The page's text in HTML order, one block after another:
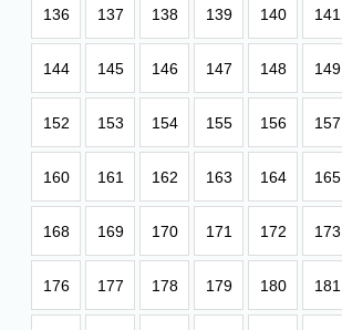
136 137 138 139 140 141
144 145 146 147 148 149
152 153 154 155 156 157
160 161 162 163 164 165
168 169 170 171 172 173
176 177 178 179 180 181